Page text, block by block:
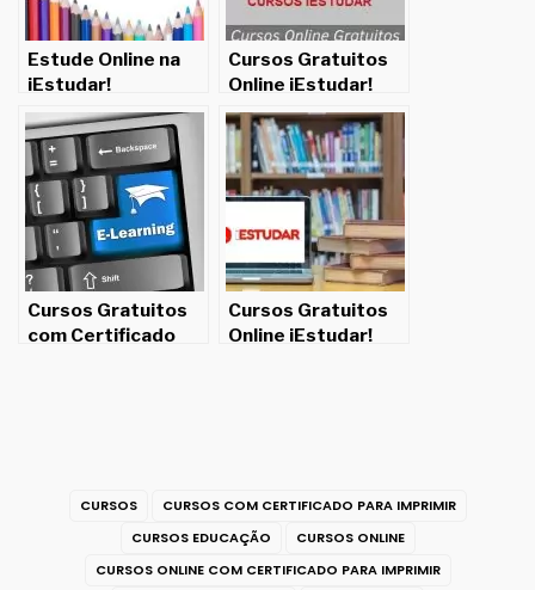
Estude Online na
iEstudar!
Cursos Gratuitos
Online iEstudar!
Cursos Gratuitos
com Certificado
Cursos Gratuitos
Online iEstudar!
CURSOS
CURSOS COM CERTIFICADO PARA IMPRIMIR
CURSOS EDUCAÇÃO
CURSOS ONLINE
CURSOS ONLINE COM CERTIFICADO PARA IMPRIMIR